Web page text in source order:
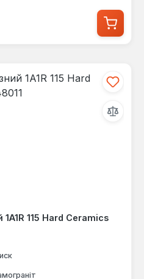
1A1R 115 Hard Сeramics